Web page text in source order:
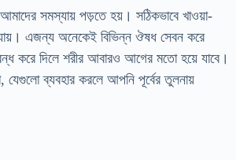
সমস্যায় পড়তে হয়। সঠিকভাবে খাওয়া-
যায়। এজন্য অনেকেই বিভিন্ন ঔষধ সেবন করে
করে দিলে শরীর আবারও আগের মতো হয়ে যাবে।
ব্যবহার করলে আপনি পূর্বের তুলনায়